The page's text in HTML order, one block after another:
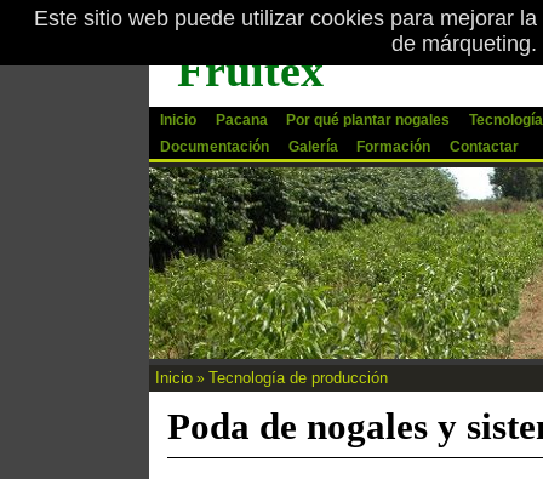
Fruitex
Inicio Pacana Por qué plantar nogales
Documentación
Galería Formación Contactar
Se encuentra usted aquí
Inicio» Tecnología de producción
Poda de nogales y
Este sitio web puede utilizar cookies para mejorar
de márqueting.